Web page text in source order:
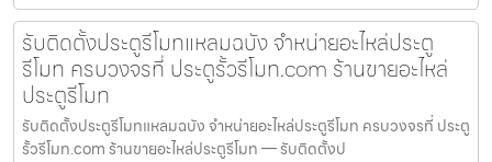
รับติดตั้งประตูรีโมทแหลมฉบัง จำหน่ายอะไหล่ประตู
รีโมท ครบวงจรที่ ประตูรั้วรีโมท.com ร้านขายอะไหล่
ประตูรีโมท
รับติดตั้งประตูรีโมทแหลมฉบัง จำหน่ายอะไหล่ประตูรีโมท ครบวงจรที่ ประตู
รั้วรีโมท.com ร้านขายอะไหล่ประตูรีโมท — รับติดตั้งป